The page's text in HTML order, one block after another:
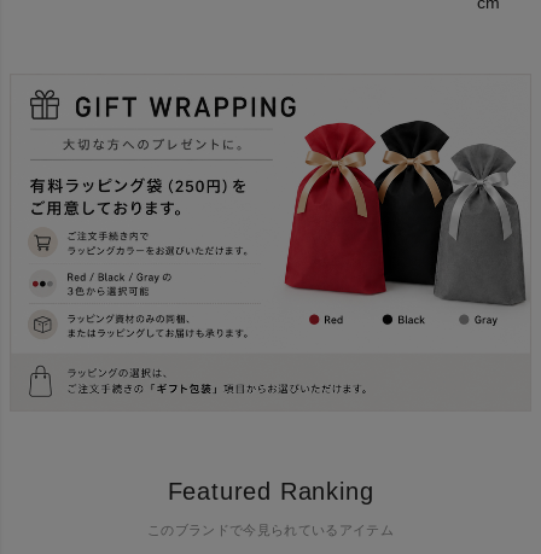
Featured Ranking
このブランドで今見られているアイテム